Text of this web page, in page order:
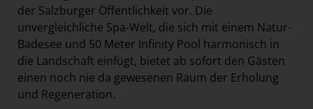
der Salzburger Öffentlichkeit vor. Die
unvergleichliche Spa-Welt, die sich mit einem Natur-
Badesee und 50 Meter Infinity Pool harmonisch in
die Landschaft einfügt, bietet ab sofort den Gästen
einen noch nie da gewesenen Raum der Erholung
und Regeneration.